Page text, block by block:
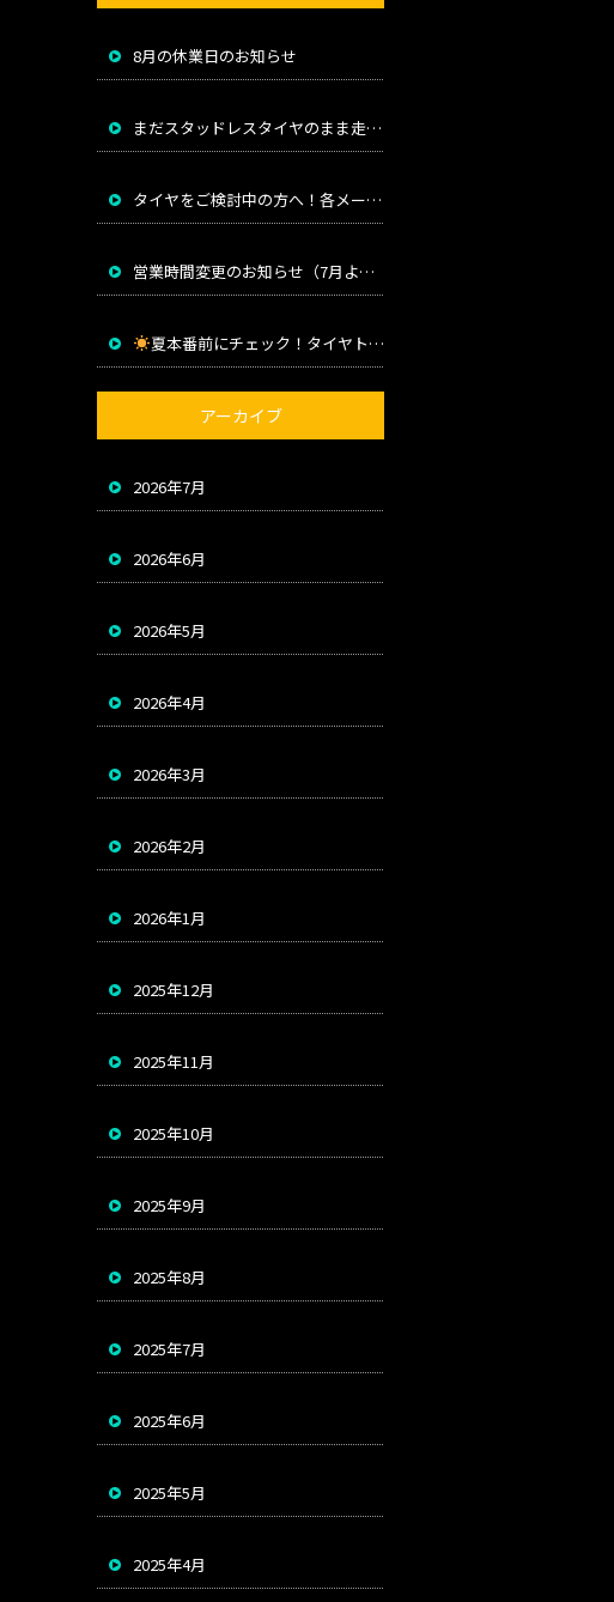
8月の休業日のお知らせ
まだスタッドレスタイヤのまま走っていませんか？
タイヤをご検討中の方へ！各メーカー値上げのお知らせ
営業時間変更のお知らせ（7月より）
夏本番前にチェック！タイヤトラブルを防ぐためのポイント
アーカイブ
2026年7月
2026年6月
2026年5月
2026年4月
2026年3月
2026年2月
2026年1月
2025年12月
2025年11月
2025年10月
2025年9月
2025年8月
2025年7月
2025年6月
2025年5月
2025年4月